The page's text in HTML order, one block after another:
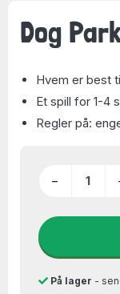
Dog
Hvem er best
Et spill for 1-4
Regler på:
−
På lager -